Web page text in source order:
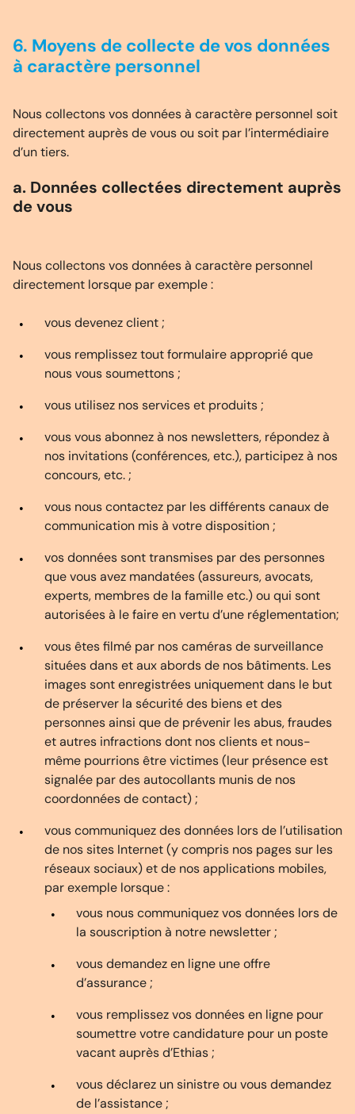
6. Moyens de collecte de vos données
à caractère personnel
Nous collectons vos données à caractère personnel soit
directement auprès de vous ou soit par l’intermédiaire
d’un tiers.
a. Données collectées directement auprès
de vous
Nous collectons vos données à caractère personnel
directement lorsque par exemple :
vous devenez client ;
vous remplissez tout formulaire approprié que
nous vous soumettons ;
vous utilisez nos services et produits ;
vous vous abonnez à nos newsletters, répondez à
nos invitations (conférences, etc.), participez à nos
concours, etc. ;
vous nous contactez par les différents canaux de
communication mis à votre disposition ;
vos données sont transmises par des personnes
que vous avez mandatées (assureurs, avocats,
experts, membres de la famille etc.) ou qui sont
autorisées à le faire en vertu d’une réglementation;
vous êtes filmé par nos caméras de surveillance
situées dans et aux abords de nos bâtiments. Les
images sont enregistrées uniquement dans le but
de préserver la sécurité des biens et des
personnes ainsi que de prévenir les abus, fraudes
et autres infractions dont nos clients et nous-
même pourrions être victimes (leur présence est
signalée par des autocollants munis de nos
coordonnées de contact) ;
vous communiquez des données lors de l’utilisation
de nos sites Internet (y compris nos pages sur les
réseaux sociaux) et de nos applications mobiles,
par exemple lorsque :
vous nous communiquez vos données lors de
la souscription à notre newsletter ;
vous demandez en ligne une offre
d’assurance ;
vous remplissez vos données en ligne pour
soumettre votre candidature pour un poste
vacant auprès d’Ethias ;
vous déclarez un sinistre ou vous demandez
de l’assistance ;